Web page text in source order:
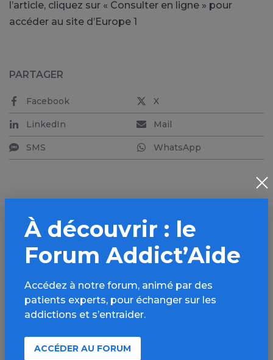
l’article, cliquez sur « Consulter en ligne » pour
accéder au site d’Europe 1
PARTAGER
Facebook X
LinkedIn Mail
SMS WhatsApp
Aller plus loin sur
l’espace Alcool
bonnes pratiques, FAQ, annuaires,
ressources, actualités...
Découvrir
À découvrir : le
Forum Addict’Aide
Accédez à notre forum, animé par des
patients experts, pour échanger sur les
addictions et s’entraider.
ACCÉDER AU FORUM